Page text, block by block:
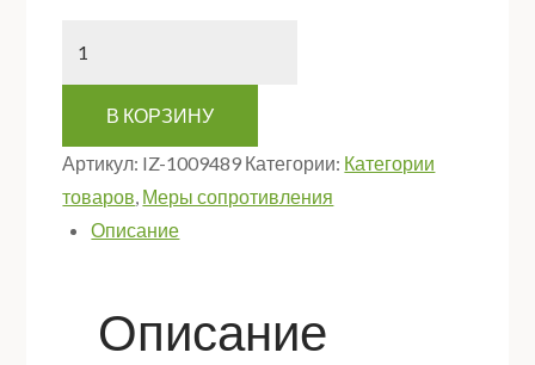
В КОРЗИНУ
Артикул: IZ-1009489 Категории: Категории
товаров, Меры сопротивления
Описание
Описание